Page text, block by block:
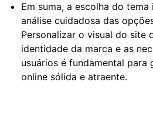
Em suma, a escolha do tema
análise cuidadosa das
Personalizar o visual do site
identidade da marca e as
usuários é fundamental para
online sólida e atraente.